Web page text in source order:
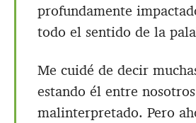
profundamente
todo el sentido de la
Me cuidé de decir
estando él entre
malinterpretado. Pero